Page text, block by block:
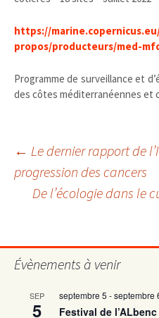
https://
propos/producteurs/med-
Programme de surveillance et
des côtes méditerranéennes et
des
articles
← Le dernier rapport de
progression des cancers
De l’écologie dans le
Évènements à venir
SEP
5
septembre 5 -septembre
Festival de